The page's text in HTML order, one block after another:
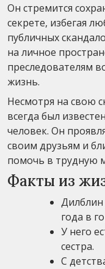
Он стремится
секрете, избегая
публичных
на личное
преследователям
жизнь.
Несмотря на свою
всегда был
человек. Он
своим друзьям и
помочь в трудную
Факты из
Дилблин
года в
У него
сестра.
С